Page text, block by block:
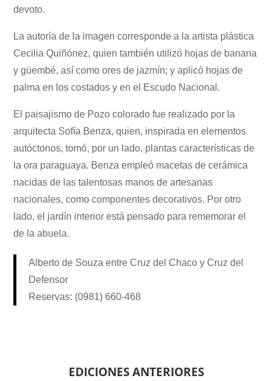
devoto.
La autoría de la imagen corresponde a la artista plástica
Cecilia Quiñónez, quien también utilizó hojas de banana
y güembé, así como ores de jazmín; y aplicó hojas de
palma en los costados y en el Escudo Nacional.
El paisajismo de Pozo colorado fue realizado por la
arquitecta Sofía Benza, quien, inspirada en elementos
autóctonos, tomó, por un lado, plantas características de
la ora paraguaya. Benza empleó macetas de cerámica
nacidas de las talentosas manos de artesanas
nacionales, como componentes decorativos. Por otro
lado, el jardín interior está pensado para rememorar el
de la abuela.
Alberto de Souza entre Cruz del Chaco y Cruz del
Defensor
Reservas: (0981) 660-468
EDICIONES ANTERIORES